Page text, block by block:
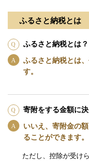
ふるさと納税とは
ふるさと納税とは？
ふるさと納税とは
す。
寄附をする金額に
いいえ、寄附金の
ることができます。
ただし、控除が受け